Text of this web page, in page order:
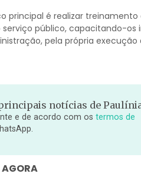
principal é realizar
público, capacitando-os
pela própria execução
notícias de
e de acordo com os termos de